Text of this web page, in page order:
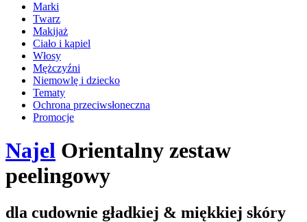
Marki
Twarz
Makijaż
Ciało i kąpiel
Włosy
Mężczyźni
Niemowlę i dziecko
Tematy
Ochrona przeciwsłoneczna
Promocje
Najel Orientalny zestaw
peelingowy
dla cudownie gładkiej & miękkiej skóry